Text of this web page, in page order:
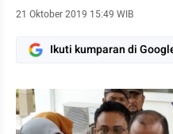
21 Oktober 2019 15:49 WIB
Ikuti kumparan di